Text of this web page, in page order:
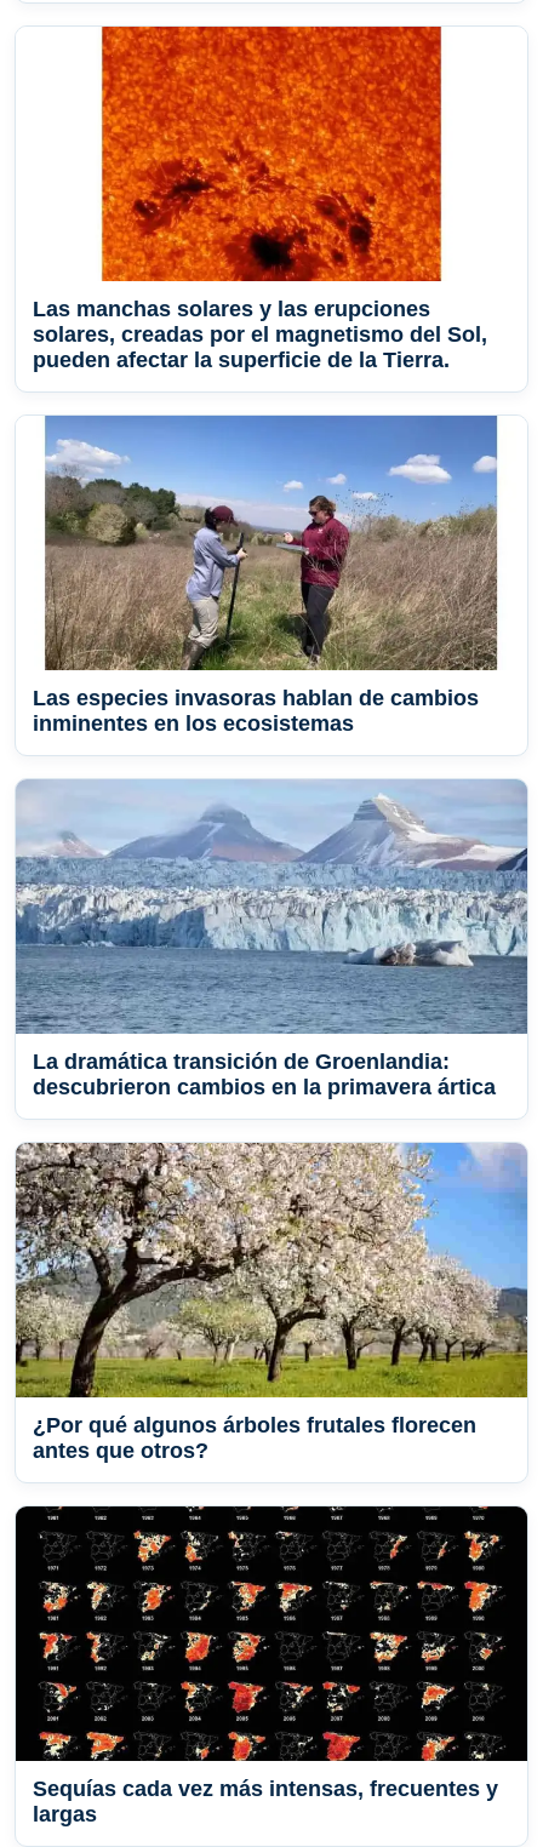
Las manchas solares y las erupciones
solares, creadas por el magnetismo del Sol,
pueden afectar la superficie de la Tierra.
Las especies invasoras hablan de cambios
inminentes en los ecosistemas
La dramática transición de Groenlandia:
descubrieron cambios en la primavera ártica
¿Por qué algunos árboles frutales florecen
antes que otros?
Sequías cada vez más intensas, frecuentes y
largas